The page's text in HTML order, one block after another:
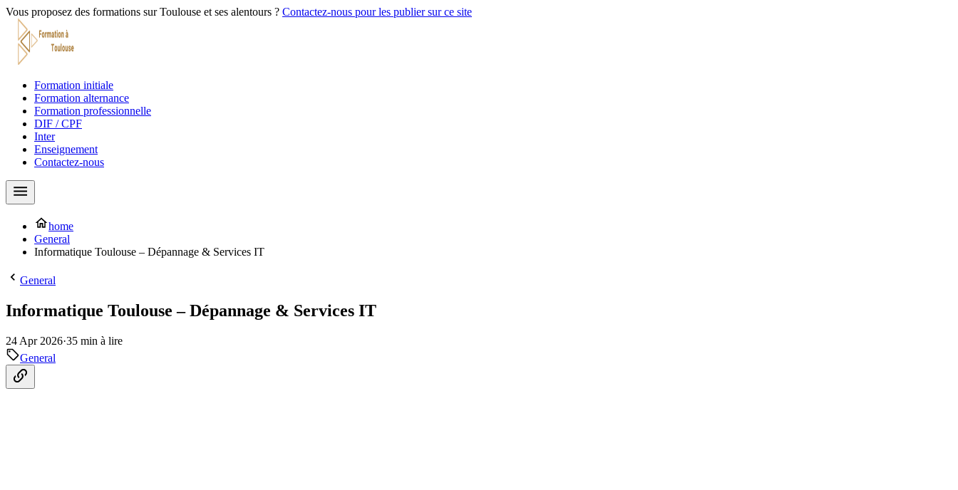
Vous proposez des formations sur Toulouse et ses alentours ? Contactez-nous pour les publier sur ce site
Formation initiale
Formation alternance
Formation professionnelle
DIF / CPF
Inter
Enseignement
Contactez-nous
home
General
Informatique Toulouse – Dépannage & Services IT
General
Informatique Toulouse – Dépannage & Services IT
24 Apr 2026·35 min à lire
General